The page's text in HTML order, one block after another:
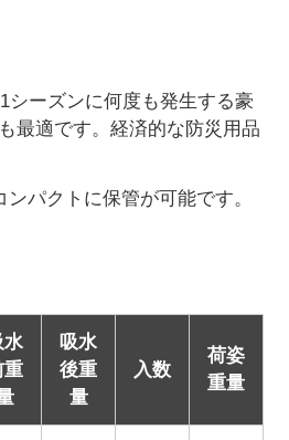
シーズンに何度も発生する豪
最適です。経済的な防災用品
パクトに保管が可能です。
水
重
吸水
後重
量
入数
荷姿
重量